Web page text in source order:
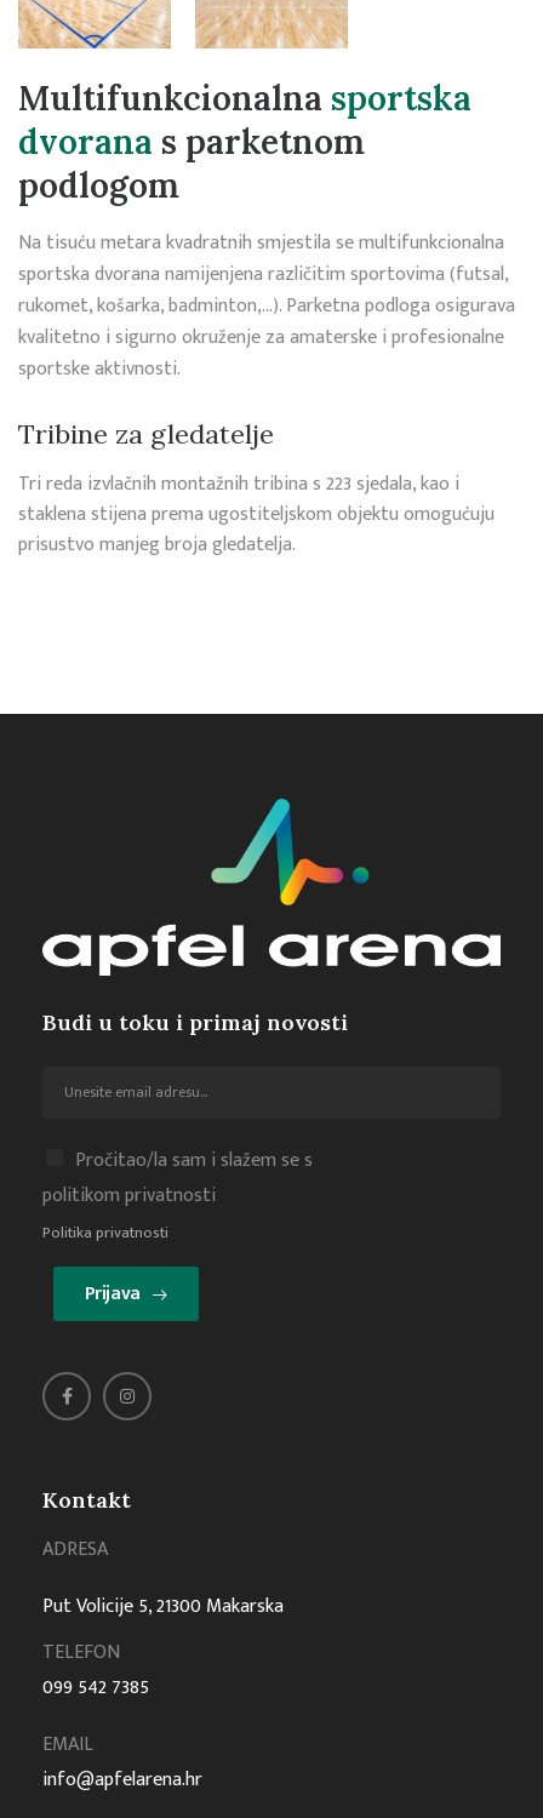
Multifunkcionalna sportska
dvorana s parketnom
podlogom
Na tisuću metara kvadratnih smjestila se multifunkcionalna
sportska dvorana namijenjena različitim sportovima (futsal,
rukomet, košarka, badminton,...). Parketna podloga osigurava
kvalitetno i sigurno okruženje za amaterske i profesionalne
sportske aktivnosti.
Tribine za gledatelje
Tri reda izvlačnih montažnih tribina s 223 sjedala, kao i
staklena stijena prema ugostiteljskom objektu omogućuju
prisustvo manjeg broja gledatelja.
Kontakt
ADRESA
Put Volicije 5, 21300 Makarska
TELEFON
099 542 7385
EMAIL
info@apfelarena.hr
Budi u toku i primaj novosti
Pročitao/la sam i slažem se s
politikom privatnosti
Politika privatnosti
Prijava